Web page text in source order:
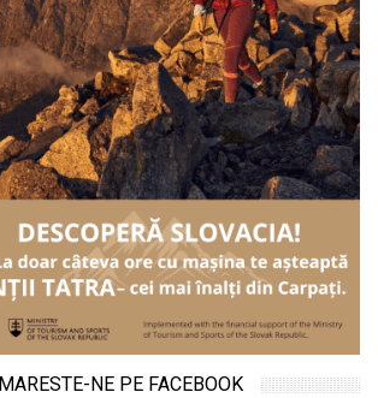
NE PE FACEBOOK